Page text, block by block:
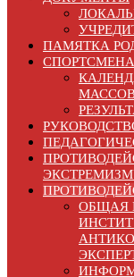
ПАМЯТКА
ОБЩАЯ